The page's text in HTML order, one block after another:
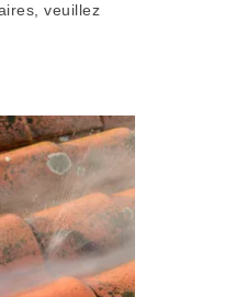
veuillez